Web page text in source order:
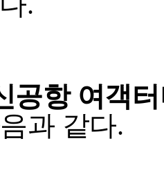
공항 여객
과 같다.